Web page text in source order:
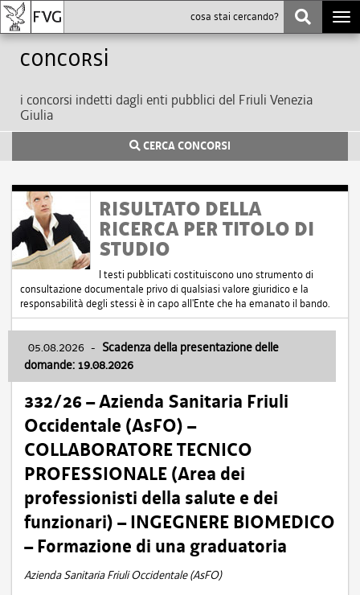
Concorsi
i concorsi indetti dagli enti pubblici del Friuli Venezia
Giulia
CERCA CONCORSI
RISULTATO DELLA
RICERCA PER TITOLO DI
STUDIO
I testi pubblicati costituiscono uno strumento di
consultazione documentale privo di qualsiasi valore giuridico e la
responsabilità degli stessi è in capo all'Ente che ha emanato il bando.
05.08.2026 - Scadenza della presentazione delle
domande: 19.08.2026
332/26 – Azienda Sanitaria Friuli
Occidentale (AsFO) –
COLLABORATORE TECNICO
PROFESSIONALE (Area dei
professionisti della salute e dei
funzionari) – INGEGNERE BIOMEDICO
– Formazione di una graduatoria
Azienda Sanitaria Friuli Occidentale (AsFO)